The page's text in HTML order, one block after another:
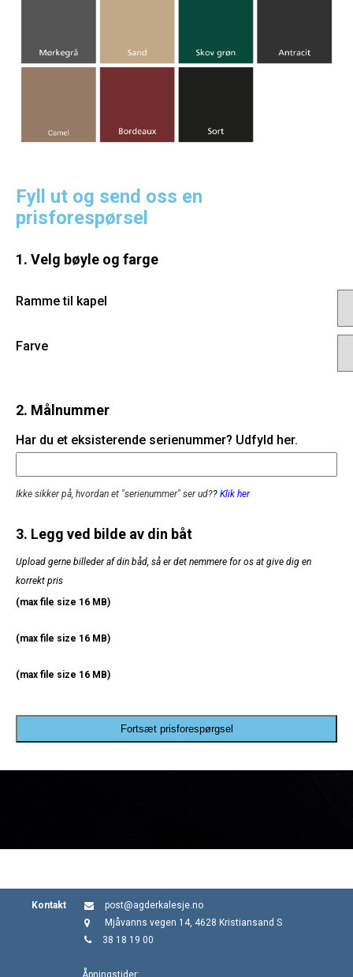
Fyll ut og send oss en
prisforespørsel
1. Velg bøyle og farge
Ramme til kapel
Farve
2. Målnummer
Har du et eksisterende serienummer? Udfyld her.
Ikke sikker på, hvordan et "serienummer" ser ud?? Klik her
3. Legg ved bilde av din båt
Upload gerne billeder af din båd, så er det nemmere for os at give dig en
korrekt pris
(max file size 16 MB)
(max file size 16 MB)
(max file size 16 MB)
Fortsæt prisforespørgsel
Kontakt
post@agderkalesje.no
Mjåvanns vegen 14, 4628 Kristiansand S
38 18 19 00
Åpningstider: